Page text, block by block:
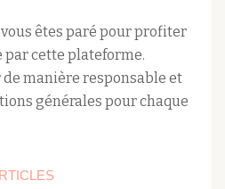
êtes paré pour profiter
par cette plateforme.
de manière responsable et
générales pour chaque